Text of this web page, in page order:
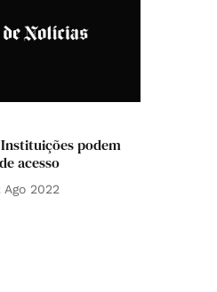
podem
acesso
Ago 2022